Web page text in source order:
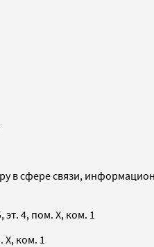
в сфере связи,
4, пом. X, ком. 1
X, ком. 1